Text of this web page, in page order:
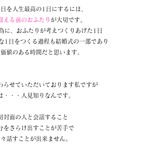
を人生最高の1日にするには、
える前のおふたり が大切です。
に、おふたりが考えつくりあげた1日
1日をつくる過程も結婚式の一部であり
値のある時間だと思います。
らせていただいております私ですが
・・・人見知りなんです。
対面の人と会話すること
をさらけ出すことが苦手で
話すことが出来ません。